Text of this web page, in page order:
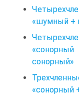
«шумный +
сонорный»
«сонорный